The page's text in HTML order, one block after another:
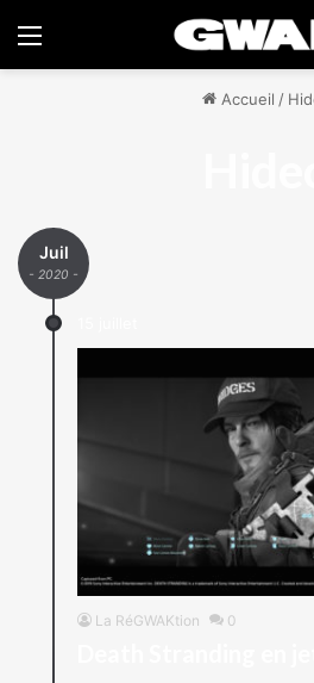
Menu
Accueil /
Juil
- 2020 -
La RéGWAKtion 0